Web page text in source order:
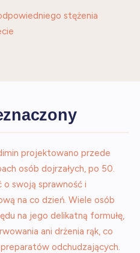
stężenia
projektowano przede
osób dojrzałych, po 50.
o swoją sprawność i
na co dzień. Wiele osób
na jego delikatną formułę,
ani drżenia rąk, co
odchudzających.